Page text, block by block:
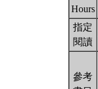
Hours
指定
閱讀
參考